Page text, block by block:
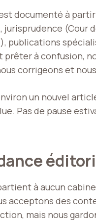
documenté à
(Cour
publications
à confusion,
corrigeons et
un nouvel
Pas de pause
à aucun
acceptons des
mais nous